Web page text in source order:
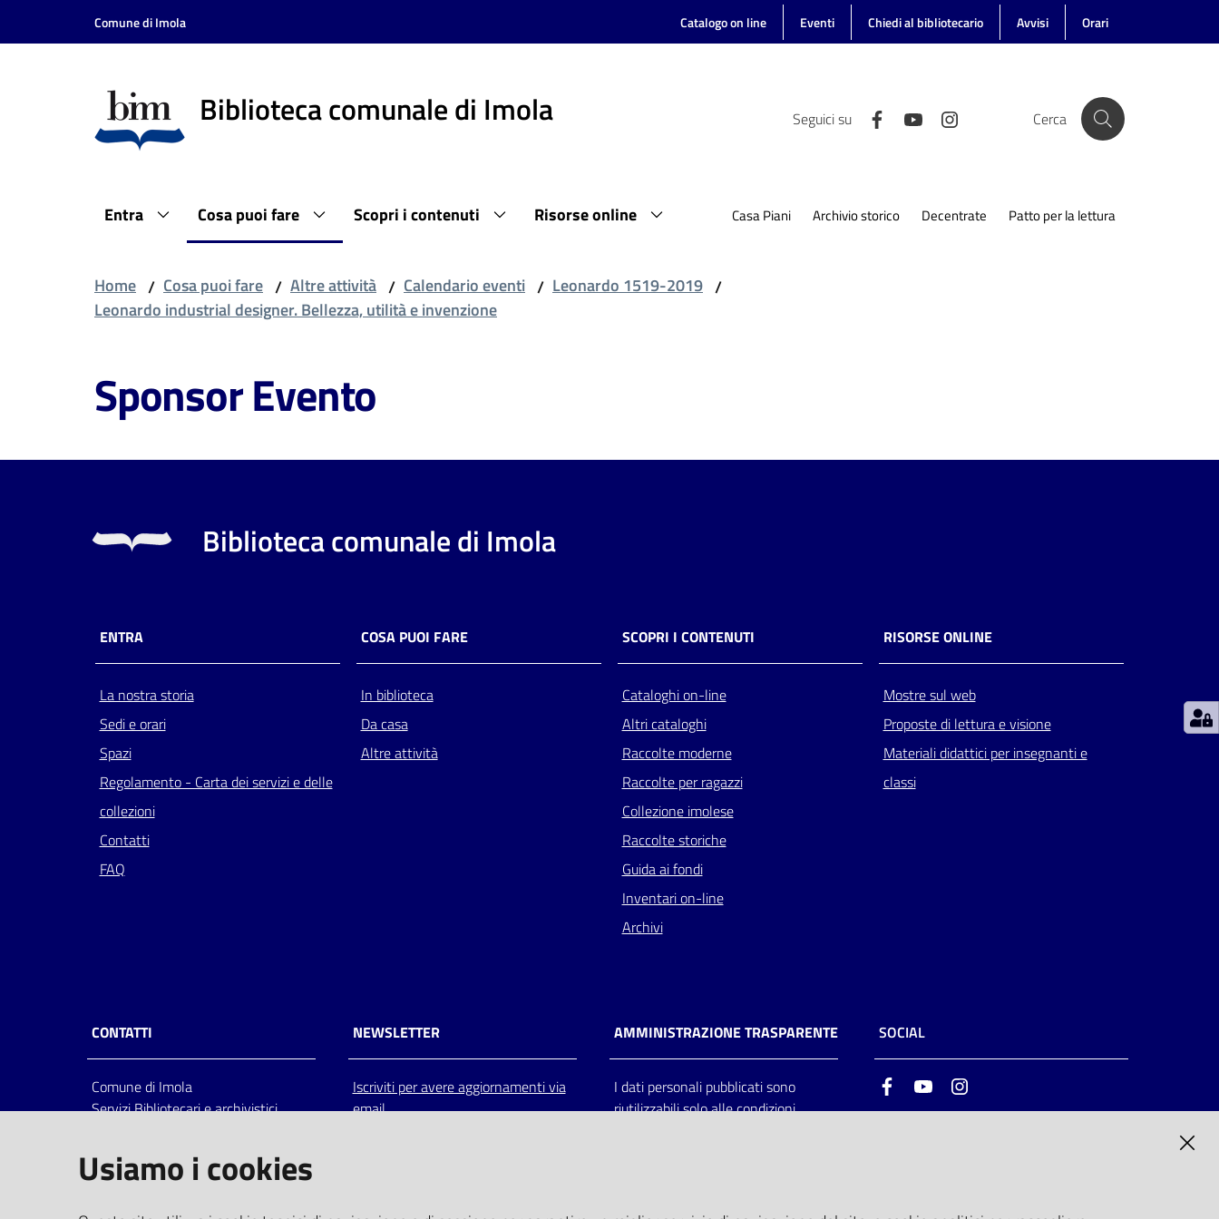
Vai al contenuto
Vai alla navigazione
Comune di Imola Catalogo on line Eventi Chiedi al bibliotecario Avvisi Orari
Biblioteca comunale di Imola Seguici su Cerca
Entra Cosa puoi fare Scopri i contenuti Risorse online Casa Piani Archivio storico Decentrate Patto per la lettura
Home / Cosa puoi fare / Altre attività / Calendario eventi / Leonardo 1519-2019 /
Leonardo industrial designer. Bellezza, utilità e invenzione
Sponsor Evento
Biblioteca comunale di Imola
ENTRA
La nostra storia
Sedi e orari
Spazi
Regolamento - Carta dei servizi e delle
collezioni
Contatti
FAQ
COSA PUOI FARE
In biblioteca
Da casa
Altre attività
SCOPRI I CONTENUTI
Cataloghi on-line
Altri cataloghi
Raccolte moderne
Raccolte per ragazzi
Collezione imolese
Raccolte storiche
Guida ai fondi
Inventari on-line
Archivi
RISORSE ONLINE
Mostre sul web
Proposte di lettura e visione
Materiali didattici per insegnanti e
classi
CONTATTI
Comune di Imola
Servizi Bibliotecari e archivistici
Italia
centralino: tel 0542.6026.36 fax
NEWSLETTER
Iscriviti per avere aggiornamenti via
email
AMMINISTRAZIONE TRASPARENTE
I dati personali pubblicati sono
riutilizzabili solo alle condizioni
SOCIAL
FacebookYoutube
Usiamo i cookies